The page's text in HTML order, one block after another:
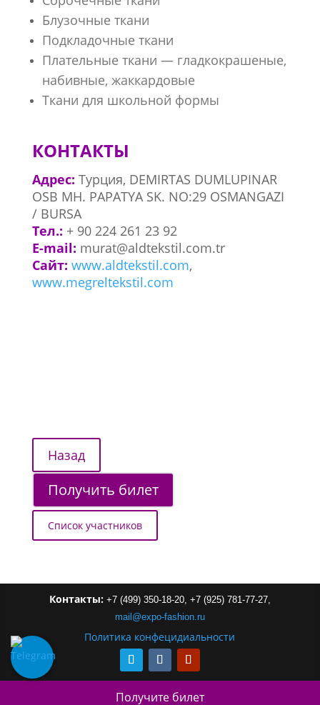
Блузочные ткани
Подкладочные ткани
Плательные ткани — гладкокрашеные,
набивные, жаккардовые
Ткани для школьной формы
КОНТАКТЫ
Адрес: Турция, DEMIRTAS DUMLUPINAR
OSB MH. PAPATYA SK. NO:29 OSMANGAZI
/ BURSA
Тел.: + 90 224 261 23 92
E-mail: murat@aldtekstil.com.tr
Сайт: www.aldtekstil.com,
www.megreltekstil.com
Получить билет
Список участников
Контакты: +7 (499) 350-18-20, +7 (925) 781-77-27,
mail @expo-fashion.ru
Политика конфецидиальности
Получите билет